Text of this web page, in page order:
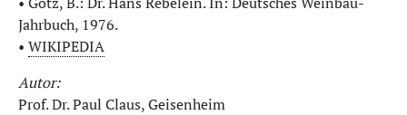
Jahrbuch, 1976.
• WIKIPEDIA
Autor:
Prof. Dr. Paul Claus, Geisenheim